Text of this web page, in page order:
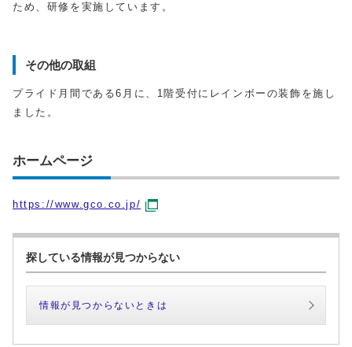
ため、研修を実施しています。
その他の取組
プライド月間である6月に、1階受付にレインボーの装飾を施し
ました。
ホームページ
https://www.gco.co.jp/
探している情報が見つからない
情報が見つからないときは